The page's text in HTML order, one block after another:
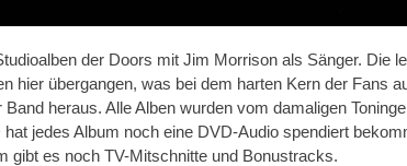
der Doors mit Jim Morrison als Sänger. Die
hier übergangen, was bei dem harten Kern der Fans
heraus. Alle Alben wurden vom damaligen
jedes Album noch eine DVD-Audio spendiert
gibt es noch TV-Mitschnitte und Bonustracks.